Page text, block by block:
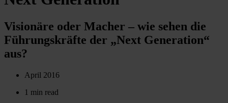
Visionäre oder Macher – wie sehen die
Führungskräfte der „Next Generation“
aus?
April 2016
1 min read